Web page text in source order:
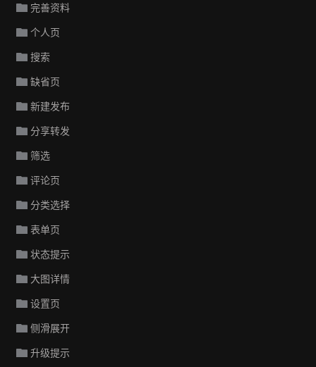
完善资料
个人页
搜索
缺省页
新建发布
分享转发
筛选
评论页
分类选择
表单页
状态提示
大图详情
设置页
侧滑展开
升级提示